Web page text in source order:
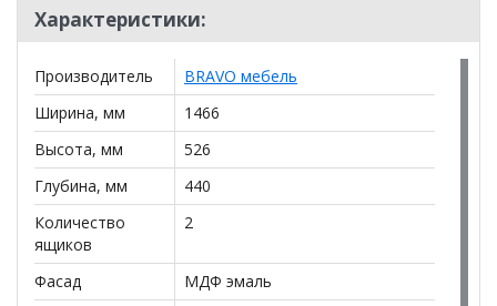
**Цены на официальном сайте
действительны только для интернет-магазинаи
могут отличаться от цен в розничных магазинах-
салонах сети!
Характеристики:
Производитель
BRAVO мебель
Ширина, мм
1466
Высота, мм
526
Глубина, мм
440
Количество
ящиков
2
Фасад
МДФ эмаль